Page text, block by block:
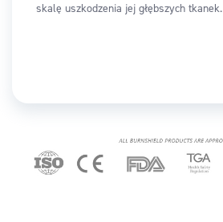
skalę uszkodzenia jej głębszych tkanek.